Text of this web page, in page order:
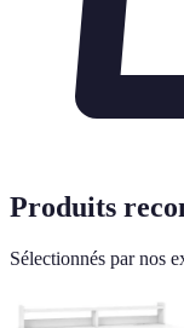
Produits
Sélectionnés par nos